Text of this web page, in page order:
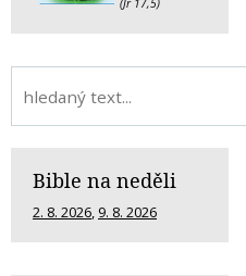
(Jr 17,5)
Bible na neděli
2. 8. 2026, 9. 8. 2026